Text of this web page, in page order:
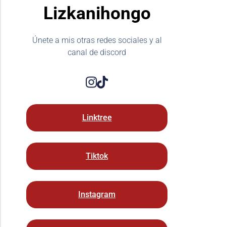
Lizkanihongo
Únete a mis otras redes sociales y al
canal de discord
Linktree
Tiktok
Instagram